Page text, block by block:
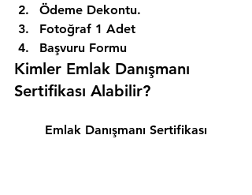
Ödeme Dekontu.
Fotoğraf 1 Adet
Başvuru Formu
Kimler Emlak Danışmanı
Sertifikası Alabilir?
Emlak Danışmanı Sertifikası